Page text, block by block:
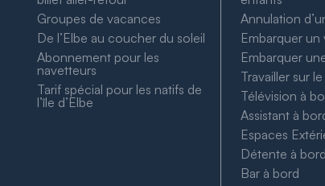
Groupes de vacances
De l’Elbe au coucher du soleil
Abonnement pour les
navetteurs
Tarif spécial pour les natifs de
l’île d’Elbe
Annulation
Embarquer un
Embarquer
Travailler sur
Télévision à
Assistant à
Espaces
Détente à bord
Bar à bord